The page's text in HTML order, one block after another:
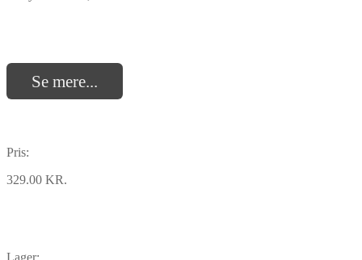
Se mere...
Pris:
329.00 KR.
Lager: